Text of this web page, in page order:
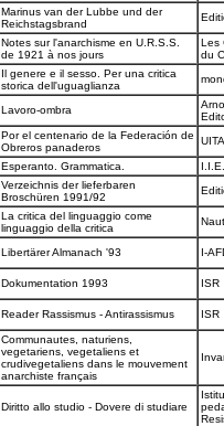
Marinus van der Lubbe und der
Reichstagsbrand
Notes sur l'anarchisme en U.R.S.S.
de 1921 à nos jours
Les
du
Il genere e il sesso. Per una critica
storica dell'uguaglianza
Lavoro-ombra
Por el centenario de la Federación de
Obreros panaderos
Esperanto. Grammatica.
Verzeichnis der lieferbaren
Broschüren 1991/92
La critica del linguaggio come
linguaggio della critica
Libertärer Almanach '93 I-
Dokumentation 1993 ISR
Reader Rassismus - Antirassismus ISR
Communautes, naturiens,
vegetariens, vegetaliens et
crudivegetaliens dans le mouvement
anarchiste français
Diritto allo studio - Dovere di studiare